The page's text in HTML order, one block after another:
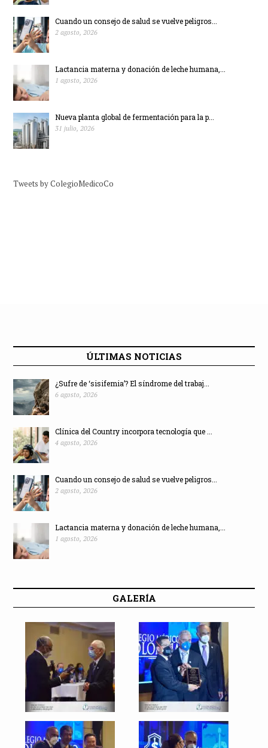
Cuando un consejo de salud se vuelve peligros...
2 agosto, 2026
Lactancia materna y donación de leche humana,...
1 agosto, 2026
Nueva planta global de fermentación para la p...
31 julio, 2026
Tweets by ColegioMedicoCo
ÚLTIMAS NOTICIAS
¿Sufre de ‘sisifemia’? El síndrome del trabaj...
6 agosto, 2026
Clínica del Country incorpora tecnología que ...
4 agosto, 2026
Cuando un consejo de salud se vuelve peligros...
2 agosto, 2026
Lactancia materna y donación de leche humana,...
1 agosto, 2026
GALERÍA